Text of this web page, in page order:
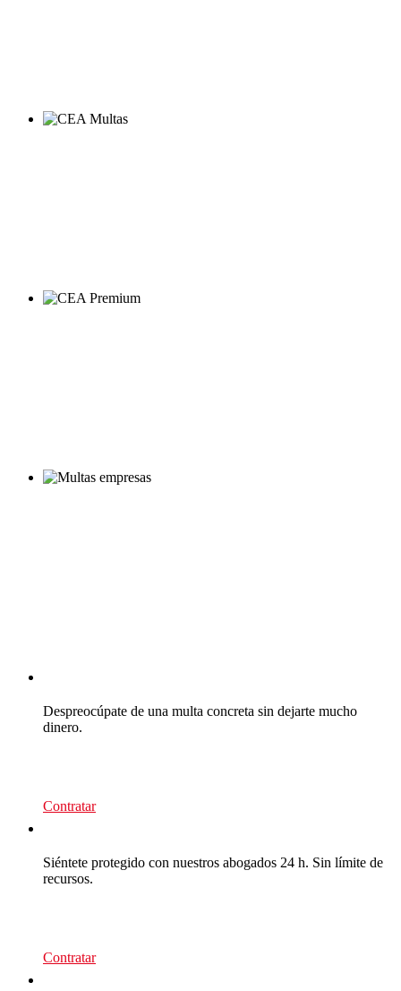
Despreocúpate de una multa concreta sin dejarte mucho
dinero.
Contratar
Siéntete protegido con nuestros abogados 24 h. Sin límite de
recursos.
Contratar